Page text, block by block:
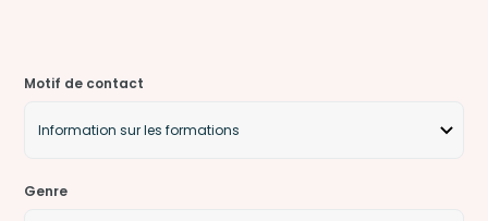
Motif de contact
Genre